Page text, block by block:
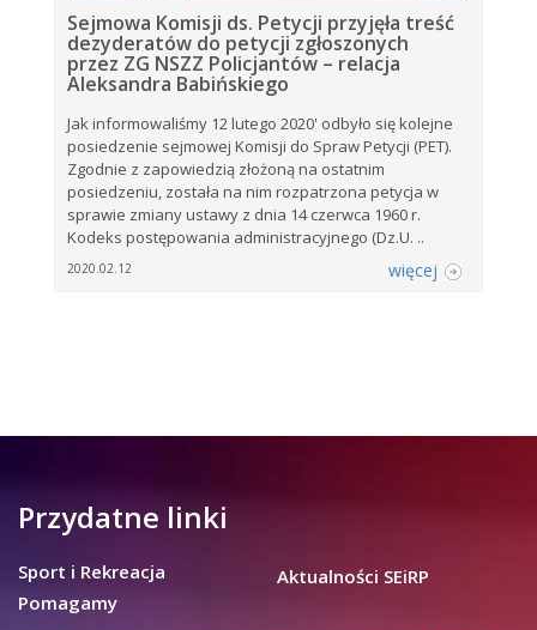
Sejmowa Komisji ds. Petycji przyjęła treść
dezyderatów do petycji zgłoszonych
przez ZG NSZZ Policjantów – relacja
Aleksandra Babińskiego
Jak informowaliśmy 12 lutego 2020' odbyło się kolejne
posiedzenie sejmowej Komisji do Spraw Petycji (PET).
Zgodnie z zapowiedzią złożoną na ostatnim
posiedzeniu, została na nim rozpatrzona petycja w
sprawie zmiany ustawy z dnia 14 czerwca 1960 r.
Kodeks postępowania administracyjnego (Dz.U. ..
2020.02.12 więcej
Przydatne linki
Sport i Rekreacja
Pomagamy
Aktualności SEiRP